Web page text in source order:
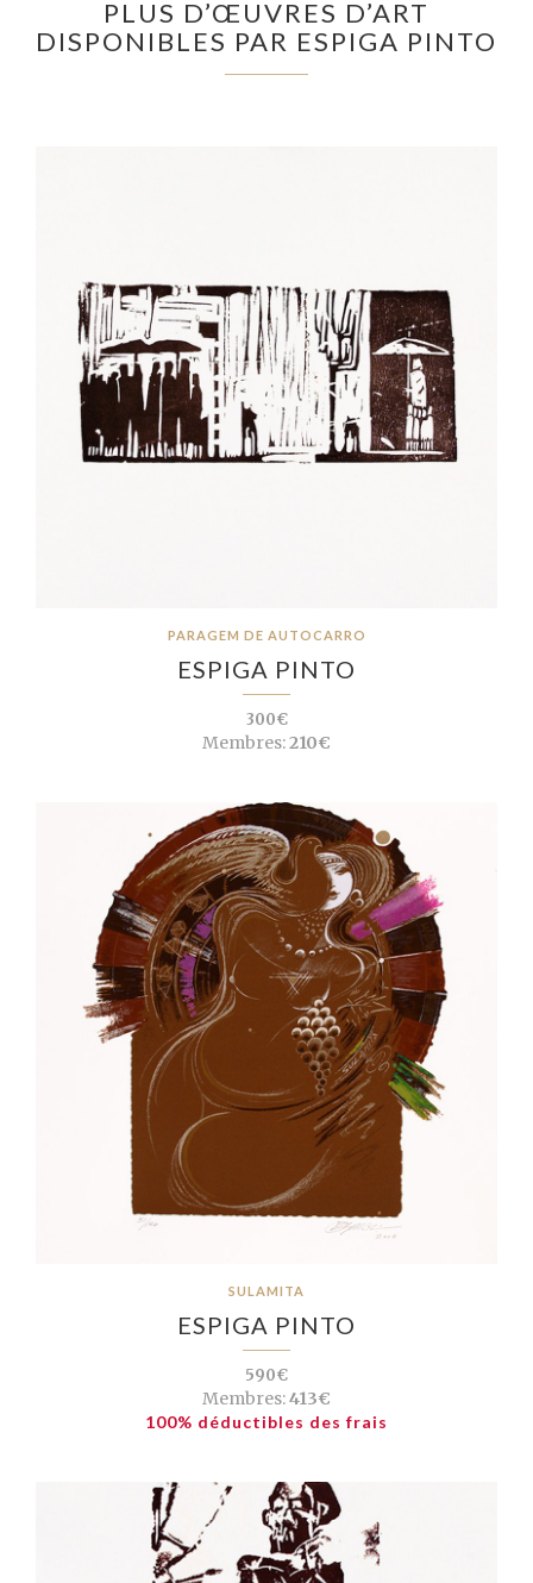
PLUS D’ŒUVRES D’ART
DISPONIBLES PAR ESPIGA PINTO
PARAGEM DE AUTOCARRO
ESPIGA PINTO
300€
Membres:210€
SULAMITA
ESPIGA PINTO
590€
Membres:413€
100% déductibles des frais